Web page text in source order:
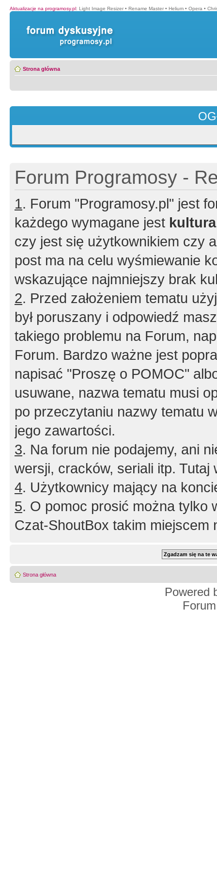
Aktualizacje na programosy.pl: Light Image Resizer • Rename Master • Helium • Opera •
Strona główna
Forum Programosy -
1. Forum "Programosy.pl" jest
każdego wymagane jest
czy jest się użytkownikiem czy
post ma na celu wyśmiewanie
wskazujące najmniejszy brak
2. Przed założeniem tematu
był poruszany i odpowiedź
takiego problemu na Forum,
Forum. Bardzo ważne jest
napisać "Proszę o POMOC"
usuwane, nazwa tematu musi
po przeczytaniu nazwy tematu
jego zawartości.
3. Na forum nie podajemy, ani
wersji, cracków, seriali itp. Tutaj
4. Użytkownicy mający na
5. O pomoc prosić można tylko
Czat-ShoutBox takim miejscem
Strona główna
Powered